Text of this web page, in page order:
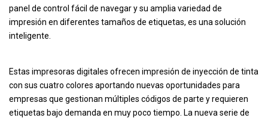
panel de control fácil de navegar y su amplia variedad de
impresión en diferentes tamaños de etiquetas, es una solución
inteligente.
Estas impresoras digitales ofrecen impresión de inyección de tinta
con sus cuatro colores aportando nuevas oportunidades para
empresas que gestionan múltiples códigos de parte y requieren
etiquetas bajo demanda en muy poco tiempo. La nueva serie de